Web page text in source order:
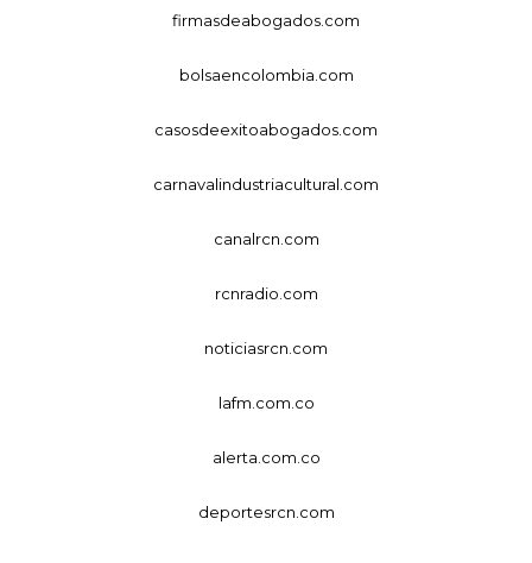
firmasdeabogados.com
bolsaencolombia.com
casosdeexitoabogados.com
carnavalindustriacultural.com
canalrcn.com
rcnradio.com
noticiasrcn.com
lafm.com.co
alerta.com.co
deportesrcn.com